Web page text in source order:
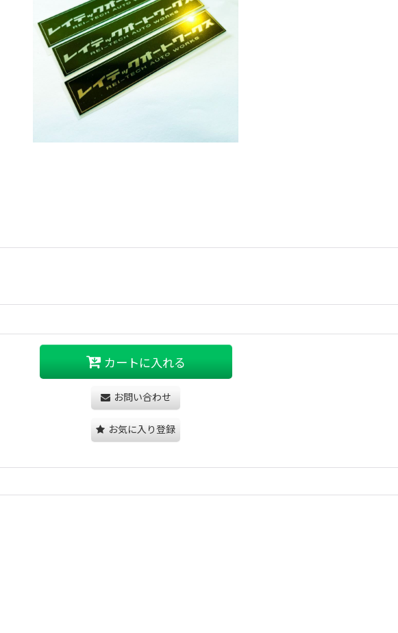
カートに入れる
お問い合わせ
お気に入り登録